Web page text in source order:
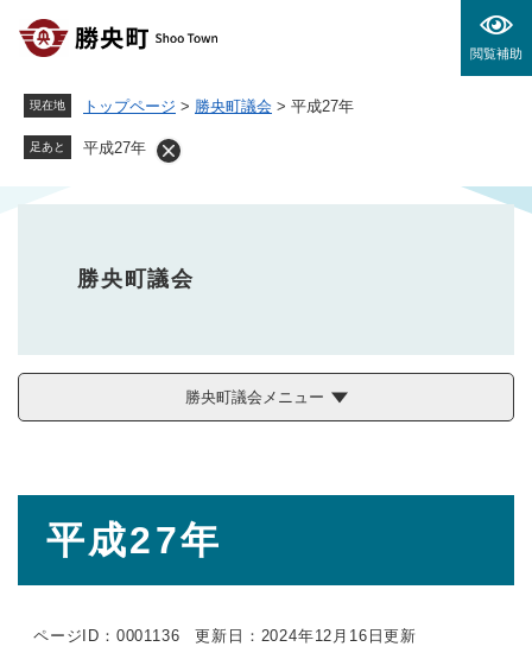
閲覧補助
現在地 トップページ > 勝央町議会 > 平成27年
足あと 平成27年
勝央町議会
勝央町議会メニュー
平成27年
ページID：0001136 更新日：2024年12月16日更新